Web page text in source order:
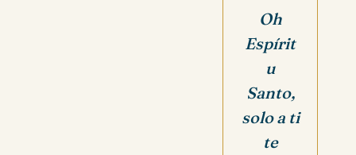
Oh
Espírit
u
Santo,
solo a ti
te